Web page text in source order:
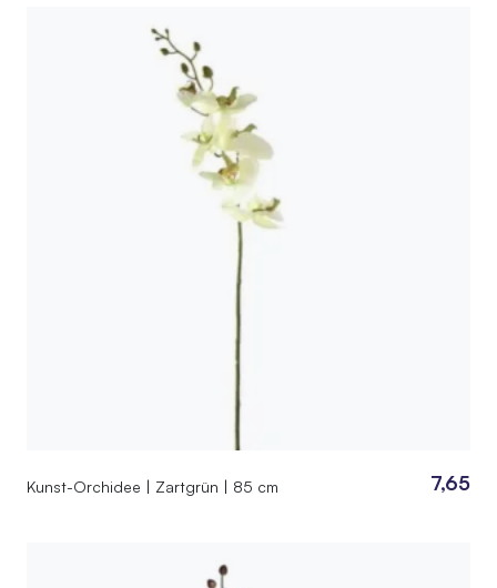
Kunst-Orchidee | Zartgrün | 85 cm 7,65